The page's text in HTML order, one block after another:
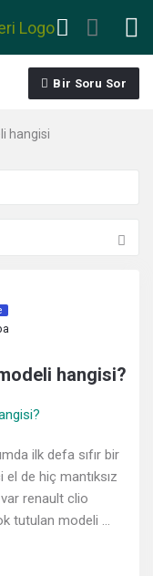
Bir Soru Sor
hangisi
hangisi?
ilk defa sıfır bir
de hiç mantıksız
var renault clio
tutulan modeli ...